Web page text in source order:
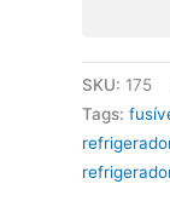
SKU: 175
Tags: